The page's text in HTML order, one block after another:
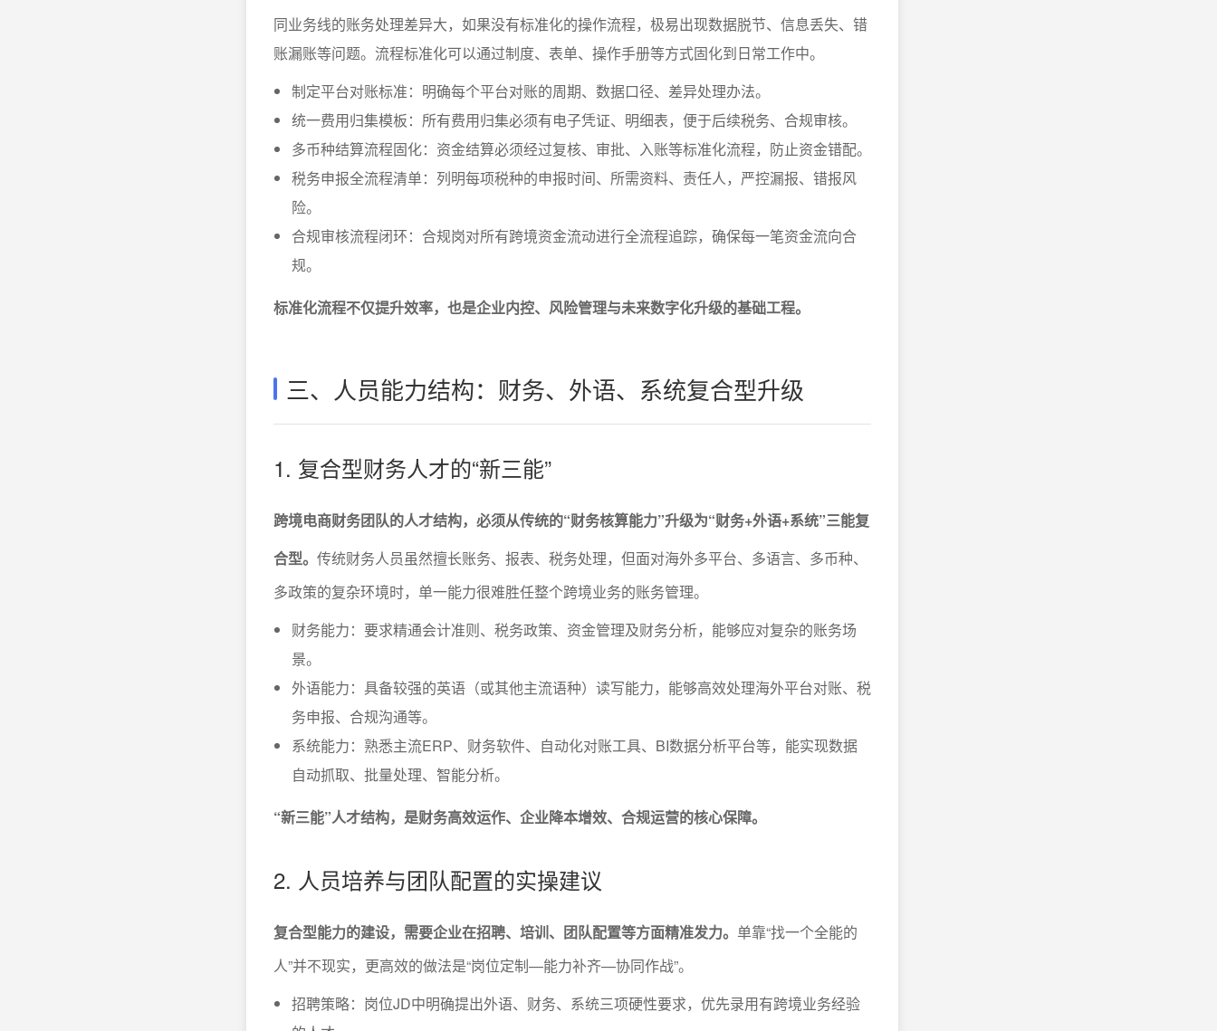
同业务线的账务处理差异大，如果没有标准化的操作流程，极易出现数据脱节、信息丢失、错
账漏账等问题。流程标准化可以通过制度、表单、操作手册等方式固化到日常工作中。
制定平台对账标准：明确每个平台对账的周期、数据口径、差异处理办法。
统一费用归集模板：所有费用归集必须有电子凭证、明细表，便于后续税务、合规审核。
多币种结算流程固化：资金结算必须经过复核、审批、入账等标准化流程，防止资金错配。
税务申报全流程清单：列明每项税种的申报时间、所需资料、责任人，严控漏报、错报风
险。
合规审核流程闭环：合规岗对所有跨境资金流动进行全流程追踪，确保每一笔资金流向合
规。
标准化流程不仅提升效率，也是企业内控、风险管理与未来数字化升级的基础工程。
三、人员能力结构：财务、外语、系统复合型升级
1. 复合型财务人才的“新三能”
跨境电商财务团队的人才结构，必须从传统的“财务核算能力”升级为“财务+外语+系统”三能复
合型。 传统财务人员虽然擅长账务、报表、税务处理，但面对海外多平台、多语言、多币种、
多政策的复杂环境时，单一能力很难胜任整个跨境业务的账务管理。
财务能力：要求精通会计准则、税务政策、资金管理及财务分析，能够应对复杂的账务场
景。
外语能力：具备较强的英语（或其他主流语种）读写能力，能够高效处理海外平台对账、税
务申报、合规沟通等。
系统能力：熟悉主流ERP、财务软件、自动化对账工具、BI数据分析平台等，能实现数据
自动抓取、批量处理、智能分析。
“新三能”人才结构，是财务高效运作、企业降本增效、合规运营的核心保障。
2. 人员培养与团队配置的实操建议
复合型能力的建设，需要企业在招聘、培训、团队配置等方面精准发力。 单靠“找一个全能的
人”并不现实，更高效的做法是“岗位定制—能力补齐—协同作战”。
招聘策略：岗位JD中明确提出外语、财务、系统三项硬性要求，优先录用有跨境业务经验